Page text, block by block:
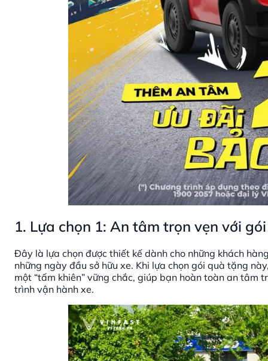
1. Lựa chọn 1: An tâm trọn vẹn với
Đây là lựa chọn được thiết kế dành cho những khách
những ngày đầu sở hữu xe. Khi lựa chọn gói quà tặng
một “tấm khiên” vững chắc, giúp bạn hoàn toàn an
trình vận hành xe.